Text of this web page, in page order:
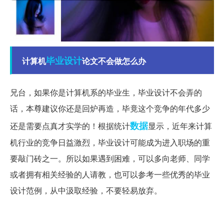
计算机毕业设计论文不会做怎么办
兄台，如果你是计算机系的毕业生，毕业设计不会弄的
话，本尊建议你还是回炉再造，毕竟这个竞争的年代多少
还是需要点真才实学的！根据统计数据显示，近年来计算
机行业的竞争日益激烈，毕业设计可能成为进入职场的重
要敲门砖之一。所以如果遇到困难，可以多向老师、同学
或者拥有相关经验的人请教，也可以参考一些优秀的毕业
设计范例，从中汲取经验，不要轻易放弃。